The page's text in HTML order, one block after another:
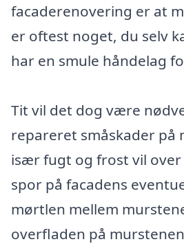
facaderenovering er at
er oftest noget, du selv
har en smule håndelag
Tit vil det dog være
repareret småskader
især fugt og frost vil
spor på facadens
mørtlen mellem
overfladen på